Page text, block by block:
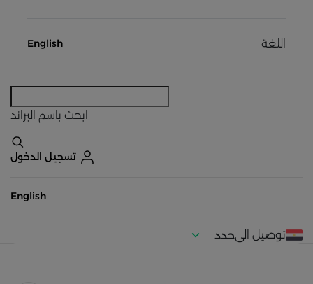
اللغة English
ابحث باسم البراند
تسجيل الدخول
English
توصيل الىحدد